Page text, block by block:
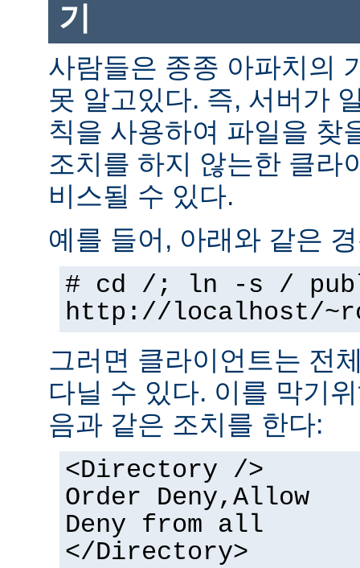
기
사람들은 종종 아파치의
못 알고있다. 즉, 서버가
칙을 사용하여 파일을 찾
조치를 하지 않는한 클라
비스될 수 있다.
예를 들어, 아래와 같은
# cd /; ln -s /
http://localhost/
그러면 클라이언트는 전
다닐 수 있다. 이를 막기
음과 같은 조치를 한다:
<Directory />
Order Deny,Allow
Deny from all
</Directory>